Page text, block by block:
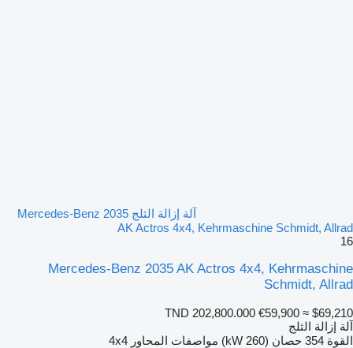
آلة إزالة الثلج Mercedes-Benz 2035
AK Actros 4x4, Kehrmaschine Schmidt, Allrad
16
Mercedes-Benz 2035 AK Actros 4x4, Kehrmaschine
Schmidt, Allrad
TND 202,800.000 €59,900 ≈ $69,210
آلة إزالة الثلج
القوة 354 حصان (260 kW) مواصفات المحاور 4x4